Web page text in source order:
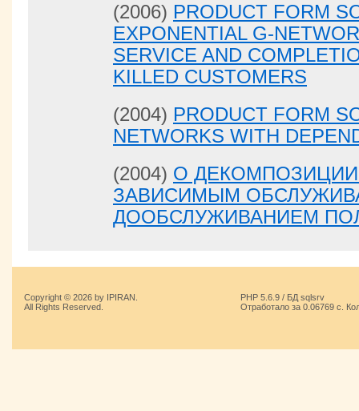
(2006) PRODUCT FORM
EXPONENTIAL G-
SERVICE AND
KILLED CUSTOMERS
(2004) PRODUCT FORM
NETWORKS WITH
(2004) О ДЕКОМПОЗИЦИИ
ЗАВИСИМЫМ
ДООБСЛУЖИВАНИЕМ
Copyright © 2026 by IPIRAN.
All Rights Reserved.
PHP 5.6.9 / БД sqlsrv
Отработало за 0.06769 с.